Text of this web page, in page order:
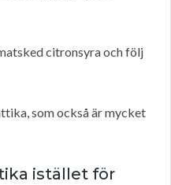
citronsyra och följ
som också är mycket
istället för